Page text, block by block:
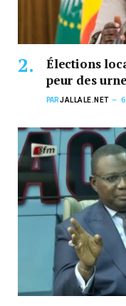
Élections
peur des
PARJALLALE.NET 6